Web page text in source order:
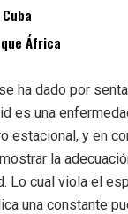
África
ha dado por
es una
estacional, y en
la
Lo cual viola el
una constante